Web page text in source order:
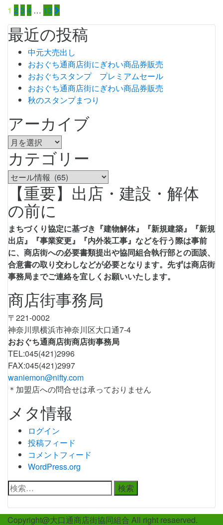
投
稿
ナ
ビ
ゲ
ー
シ
ョ
ン
1 23 4 … 13
最近の投稿
中元大売出し
おおぐち通商店街にぎわい商品券販売
おおぐちスタンプ プレミアムセール
おおぐち通商店街にぎわい商品券販売
秋のスタンプまつり
アーカイブ
ア
ー
カ
イ
カテゴリー
カ
テ
リ
ー
【重要】出店・建設・解体
の前に
まちづくり協定に基づき『建物解体』『新規建築』『新規
出店』『事業変更』『内外装工事』などを行う際は事前
に、商店街への必要書類提出や協同組合執行部との面談、
合意書の取り交わしなどが必要となります。先ずは商店街
事務局までご連絡を宜しくお願いいたします。
商店街事務局
〒221-0002
神奈川県横浜市神奈川区大口通7-4
おおぐち通商店街商店街事務局
TEL:045(421)2996
FAX:045(421)2997
waniemon@nifty.com
＊加盟店への問合せは承っておりません
メタ情報
ログイン
投稿フィード
コメントフィード
WordPress.org
検
索:
Copyright@大口通商店街協同組合 All right resaerved.